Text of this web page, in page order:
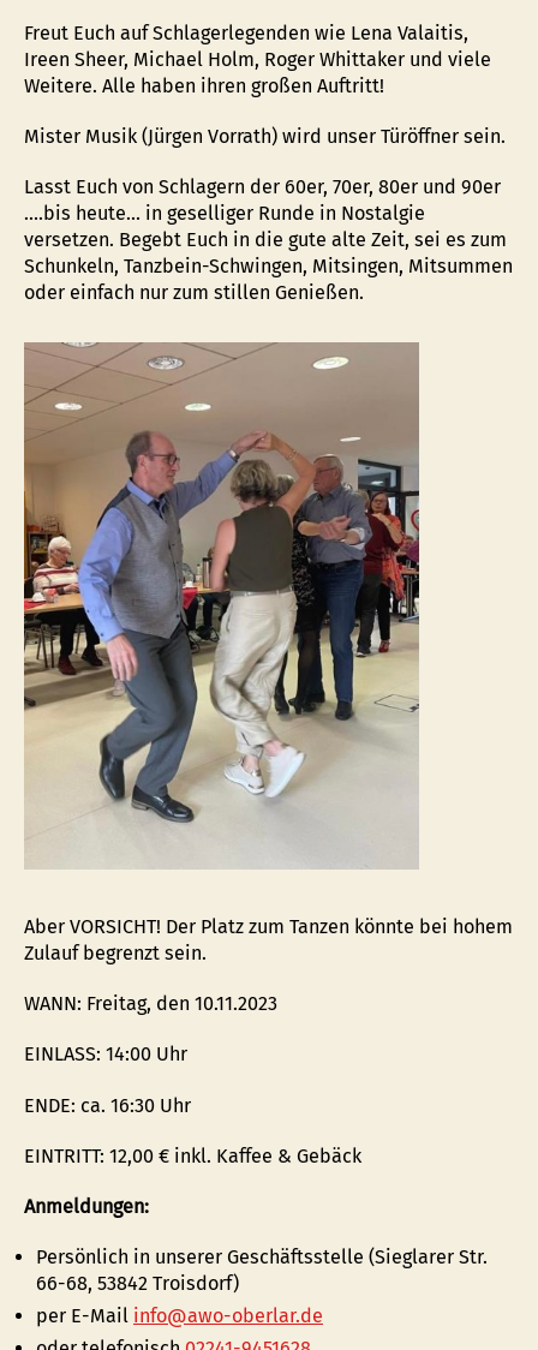
Freut Euch auf Schlagerlegenden wie Lena Valaitis,
Ireen Sheer, Michael Holm, Roger Whittaker und viele
Weitere. Alle haben ihren großen Auftritt!
Mister Musik (Jürgen Vorrath) wird unser Türöffner sein.
Lasst Euch von Schlagern der 60er, 70er, 80er und 90er
….bis heute… in geselliger Runde in Nostalgie
versetzen. Begebt Euch in die gute alte Zeit, sei es zum
Schunkeln, Tanzbein-Schwingen, Mitsingen, Mitsummen
oder einfach nur zum stillen Genießen.
Aber VORSICHT! Der Platz zum Tanzen könnte bei hohem
Zulauf begrenzt sein.
WANN: Freitag, den 10.11.2023
EINLASS: 14:00 Uhr
ENDE: ca. 16:30 Uhr
EINTRITT: 12,00 € inkl. Kaffee & Gebäck
Anmeldungen:
Persönlich in unserer Geschäftsstelle (Sieglarer Str.
66-68, 53842 Troisdorf)
per E-Mail info@awo-oberlar.de